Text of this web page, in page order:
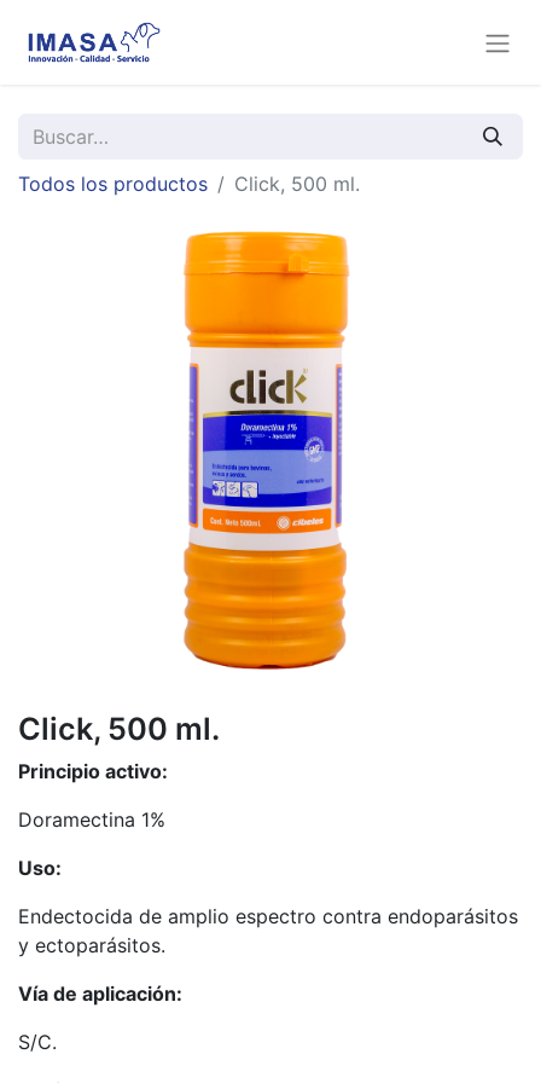
Todos los productos Click, 500 ml.
Click, 500 ml.
Principio activo:
Doramectina 1%
Uso:
Endectocida de amplio espectro contra endoparásitos
y ectoparásitos.
Vía de aplicación:
S/C.